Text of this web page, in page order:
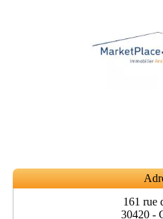
161 rue
30420 -